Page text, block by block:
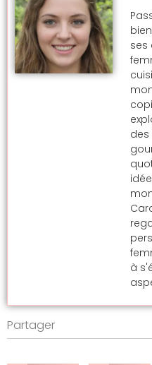
ses
des
à
Partager